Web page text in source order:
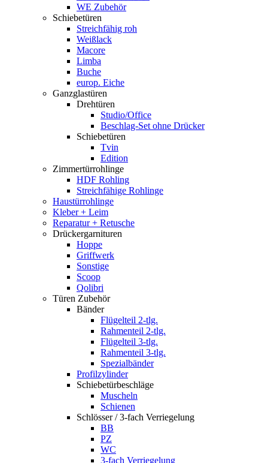
WE Zubehör
Schiebetüren
Streichfähig roh
Weißlack
Macore
Limba
Buche
europ. Eiche
Ganzglastüren
Drehtüren
Studio/Office
Beschlag-Set ohne Drücker
Schiebetüren
Tvin
Edition
Zimmertürrohlinge
HDF Rohling
Streichfähige Rohlinge
Haustürrohlinge
Kleber + Leim
Reparatur + Retusche
Drückergarnituren
Hoppe
Griffwerk
Sonstige
Scoop
Qolibri
Türen Zubehör
Bänder
Flügelteil 2-tlg.
Rahmenteil 2-tlg.
Flügelteil 3-tlg.
Rahmenteil 3-tlg.
Spezialbänder
Profilzylinder
Schiebetürbeschläge
Muscheln
Schienen
Schlösser / 3-fach Verriegelung
BB
PZ
WC
3-fach Verriegelung